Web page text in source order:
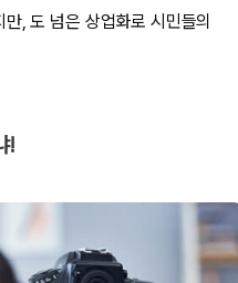
, 도 넘은 상업화로 시민들의
!